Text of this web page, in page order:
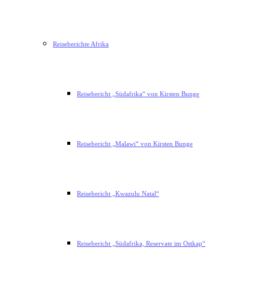
Reiseberichte Afrika
Reisebericht „Südafrika“ von Kirsten Bunge
Reisebericht „Malawi“ von Kirsten Bunge
Reisebericht „Kwazulu Natal“
Reisebericht „Südafrika, Reservate im Ostkap“